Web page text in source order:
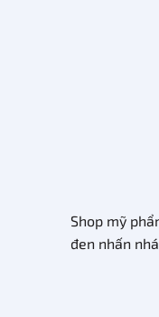
Shop mỹ
đen nhấn